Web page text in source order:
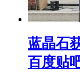
蓝晶石
百度贴